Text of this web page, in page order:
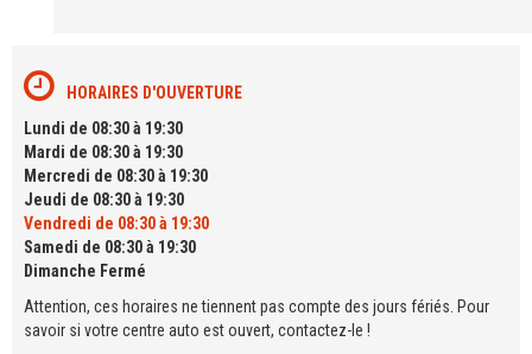
HORAIRES D'OUVERTURE
Lundi de 08:30 à 19:30
Mardi de 08:30 à 19:30
Mercredi de 08:30 à 19:30
Jeudi de 08:30 à 19:30
Vendredi de 08:30 à 19:30
Samedi de 08:30 à 19:30
Dimanche Fermé
Attention, ces horaires ne tiennent pas compte des jours fériés. Pour
savoir si votre centre auto est ouvert, contactez-le !